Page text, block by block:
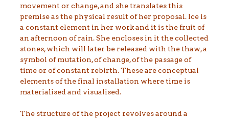
movement or change, and she translates this
premise as the physical result of her proposal. Ice is
a constant element in her work and it is the fruit of
an afternoon of rain. She encloses in it the collected
stones, which will later be released with the thaw, a
symbol of mutation, of change, of the passage of
time or of constant rebirth. These are conceptual
elements of the final installation where time is
materialised and visualised.
The structure of the project revolves around a